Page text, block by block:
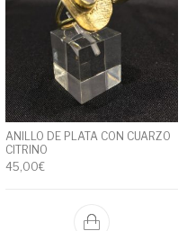
ANILLO DE PLATA CON CUARZO
CITRINO
45,00€